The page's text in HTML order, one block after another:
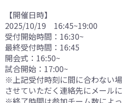
【開催日時】
2025/10/19 16:45~19:00
受付開始時間：16:30~
最終受付時間：16:45
開会式：16:50~
試合開始：17:00~
※上記受付時刻に間に合わない
させていただく連絡先にメール